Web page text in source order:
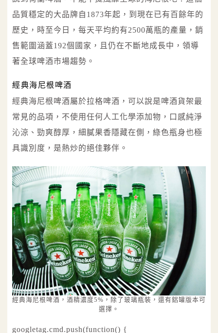
品質穩定的大品牌自1873年起，到現在已有百餘年的
歷史，時至今日，每天平均約有2500萬瓶的產量，銷
售範圍涵蓋192個國家，且仍在不斷地成長中，領導
著全球啤酒市場趨勢。
經典海尼根啤酒
經典海尼根啤酒屬於拉格啤酒，可以說是啤酒貨架最
常見的品項，不使用任何人工化學添加物，口感純淨
沁涼、勁爽醇厚，細膩果香隱藏在側，綠色瓶身也極
具識別度，是熱炒的絕佳夥伴。
經典海尼根啤酒，酒精濃度5%，除了玻璃瓶裝，還有鋁罐版本可
選擇。
googletag.cmd.push(function() {